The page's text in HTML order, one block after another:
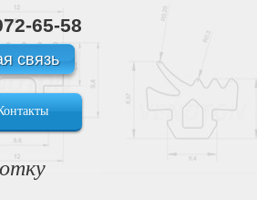
65-58
связь